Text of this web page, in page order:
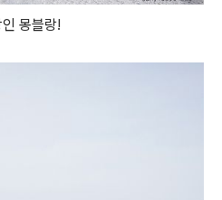
몽블랑!